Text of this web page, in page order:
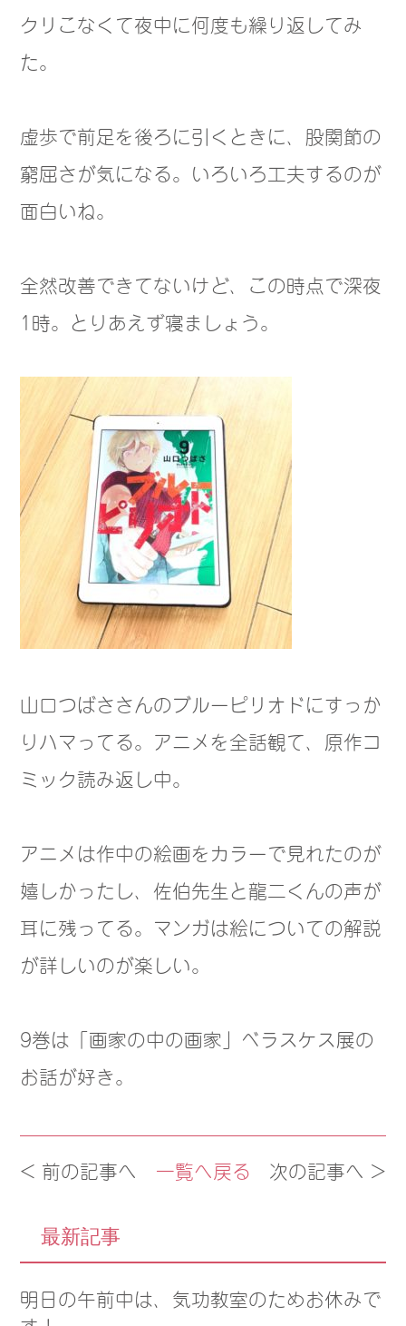
クリこなくて夜中に何度も繰り返してみ
た。
虚歩で前足を後ろに引くときに、股関節の
窮屈さが気になる。いろいろ工夫するのが
面白いね。
全然改善できてないけど、この時点で深夜
1時。とりあえず寝ましょう。
山口つばささんのブルーピリオドにすっか
りハマってる。アニメを全話観て、原作コ
ミック読み返し中。
アニメは作中の絵画をカラーで見れたのが
嬉しかったし、佐伯先生と龍二くんの声が
耳に残ってる。マンガは絵についての解説
が詳しいのが楽しい。
9巻は「画家の中の画家」ベラスケス展の
お話が好き。
< 前の記事へ 一覧へ戻る 次の記事へ >
最新記事
明日の午前中は、気功教室のためお休みで